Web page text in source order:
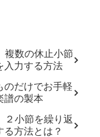
複数の休止小節
入力する方法
のだけでお手軽
譜の製本
２小節を繰り返
る方法とは？